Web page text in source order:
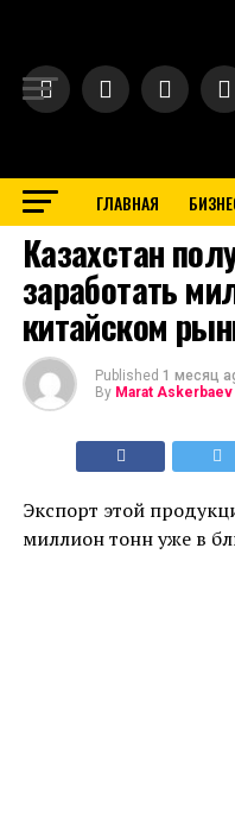
ГЛАВНАЯ
BUSINESS
Казахстан
заработать
китайском
Published 1 месяц
By Marat Askerbaev
Экспорт этой
миллион тонн уже в